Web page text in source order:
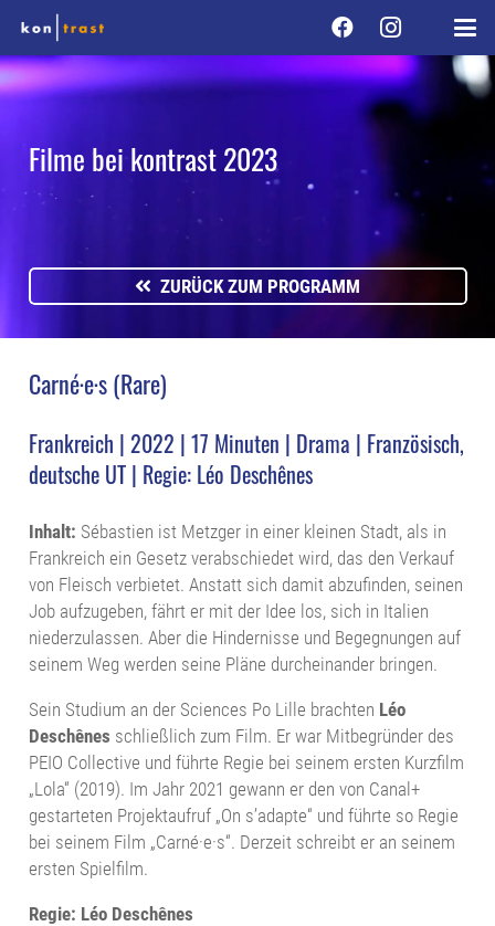
Filme bei kontrast 2023
ZURÜCK ZUM PROGRAMM
Carné·e·s (Rare)
Frankreich | 2022 | 17 Minuten | Drama | Französisch,
deutsche UT | Regie: Léo Deschênes
Inhalt: Sébastien ist Metzger in einer kleinen Stadt, als in
Frankreich ein Gesetz verabschiedet wird, das den Verkauf
von Fleisch verbietet. Anstatt sich damit abzufinden, seinen
Job aufzugeben, fährt er mit der Idee los, sich in Italien
niederzulassen. Aber die Hindernisse und Begegnungen auf
seinem Weg werden seine Pläne durcheinander bringen.
Sein Studium an der Sciences Po Lille brachten Léo
Deschênes schließlich zum Film. Er war Mitbegründer des
PEIO Collective und führte Regie bei seinem ersten Kurzfilm
„Lola“ (2019). Im Jahr 2021 gewann er den von Canal+
gestarteten Projektaufruf „On s’adapte“ und führte so Regie
bei seinem Film „Carné·e·s“. Derzeit schreibt er an seinem
ersten Spielfilm.
Regie: Léo Deschênes